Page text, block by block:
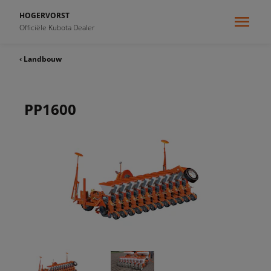
HOGERVORST
Officiële Kubota Dealer
‹ Landbouw
PP1600